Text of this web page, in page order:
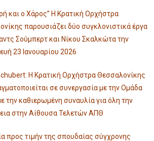
και ο Χάρος” Η Κρατική Ορχήστρα
παρουσιάζει δύο συγκλονιστικά έργα
Σούμπερτ και Νίκου Σκαλκώτα την
23 Ιανουαρίου 2026
Η Κρατική Ορχήστρα Θεσσαλονίκης
σε συνεργασία με την Ομάδα
την καθιερωμένη συναυλία για όλη την
στην Αίθουσα Τελετών ΑΠΘ
προς τιμήν της σπουδαίας σύγχρονης